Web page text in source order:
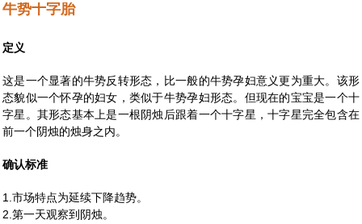
牛势十字胎
定义
这是一个显著的牛势反转形态，比一般的牛势孕妇意义更为重大。该形
态貌似一个怀孕的妇女，类似于牛势孕妇形态。但现在的宝宝是一个十
字星。其形态基本上是一根阴烛后跟着一个十字星，十字星完全包含在
前一个阴烛的烛身之内。
确认标准
1.市场特点为延续下降趋势。
2.第一天观察到阴烛。